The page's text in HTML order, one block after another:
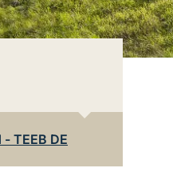
TEEB DE